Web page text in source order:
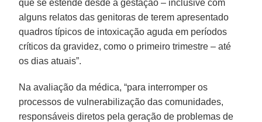
que se estende desde a gestação – inclusive com
alguns relatos das genitoras de terem apresentado
quadros típicos de intoxicação aguda em períodos
críticos da gravidez, como o primeiro trimestre – até
os dias atuais”.
Na avaliação da médica, “para interromper os
processos de vulnerabilização das comunidades,
responsáveis diretos pela geração de problemas de